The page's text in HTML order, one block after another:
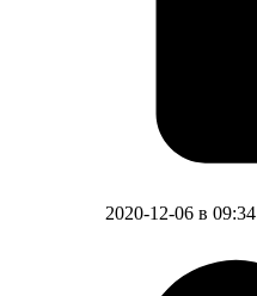
2020-12-06 в 09:34